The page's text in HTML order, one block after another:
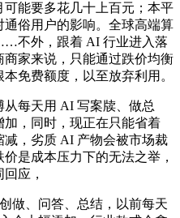
能要多花几十上百元；本平
俗用户的影响。全球高端算
不外，跟着 AI 行业进入落
家来说，只能通过跌价均衡
免费额度，以至放弃利用。
每天用 AI 写案牍、做总
，同时，现正在只能省着
减，劣质 AI 产物会被市场裁
是成本压力下的无法之举，
应，
、问答、总结，以前每天